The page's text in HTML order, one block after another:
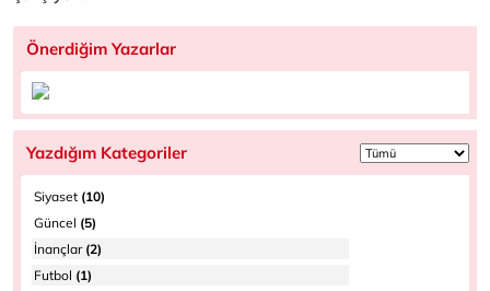
Önerdiğim Yazarlar
Yazdığım Kategoriler
Siyaset (10)
Güncel (5)
İnançlar(2)
Futbol (1)